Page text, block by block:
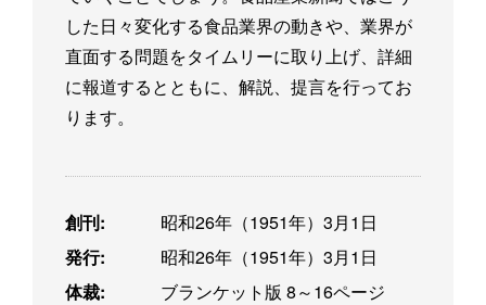
した日々変化する食品業界の動きや、業界が
直面する問題をタイムリーに取り上げ、詳細
に報道するとともに、解説、提言を行ってお
ります。
創刊:
昭和26年（1951年）3月1日
発行:
昭和26年（1951年）3月1日
体裁:
ブランケット版 8～16ページ